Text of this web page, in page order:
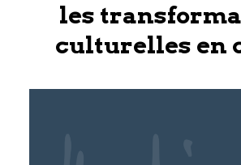
les
culturelles en